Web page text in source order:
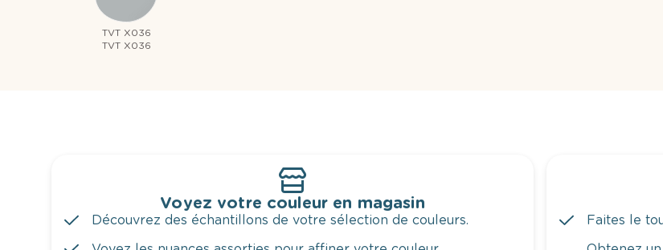
TVT X036
TVT X036
Voyez votre couleur en magasin
Découvrez des échantillons de votre sélection de couleurs.
Faites le